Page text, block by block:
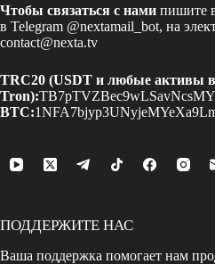
Чтобы связаться с нами пишите
в Telegram @nextamail_bot, на
contact@nexta.tv
TRC20 (USDT и любые активы в
Tron):
BTC:
ПОДДЕРЖИТЕ НАС
Ваша поддержка помогает нам